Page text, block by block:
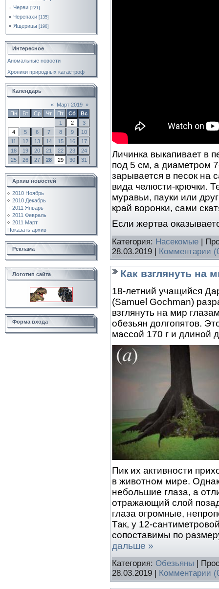
Черви [221]
Черепахи [135]
Ящерицы [198]
Интересное
Аномальные новости
Хроники природных катастроф
Календарь
« Март 2019 »
Пн
Вт Ср Чт Пт Сб
Вс
1
2
3
4
5 6 7 8 9
10
11
12 13 14 15 16
17
18
19 20 21 22 23
24
25
26 27 28 29 30 31
Архив новостей
2010 Ноябрь
2010 Декабрь
2011 Январь
2011 Февраль
2011 Март
Показать архив
Реклама
Логотип сайта
Форма входа
Личинка выкапивает в
под 5 см, а диаметром
зарывается в песок на
вида челюсти-крючки.
муравьи, пауки или
край воронки, сами
Если жертва
Категория: Насекомые |
28.03.2019 | Комментарии
Как взглянуть на
18-летний учащийся
(Samuel Gochman)
взглянуть на мир
обезьян долгопятов.
массой 170 г и длиной
Пик их активности
в животном мире.
небольшие глаза, а
отражающий слой
глаза огромные,
Так, у 12-
сопоставимы по
дальше »
Категория: Обезьяны |
28.03.2019
Комментарии